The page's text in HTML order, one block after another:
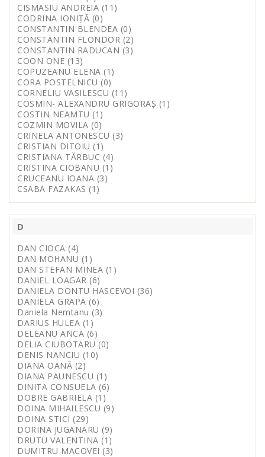
CISMASIU ANDREIA (11)
CODRINA IONIȚĂ (0)
CONSTANTIN BLENDEA (0)
CONSTANTIN FLONDOR (2)
CONSTANTIN RADUCAN (3)
COON ONE (13)
COPUZEANU ELENA (1)
CORA POSTELNICU (0)
CORNELIU VASILESCU (11)
COSMIN- ALEXANDRU GRIGORAȘ (1)
COSTIN NEAMTU (1)
COZMIN MOVILA (0)
CRINELA ANTONESCU (3)
CRISTIAN DITOIU (1)
CRISTIANA TĂRBUC (4)
CRISTINA CIOBANU (1)
CRUCEANU IOANA (3)
CSABA FAZAKAS (1)
D
DAN CIOCA (4)
DAN MOHANU (1)
DAN STEFAN MINEA (1)
DANIEL LOAGAR (6)
DANIELA DONTU HASCEVOI (36)
DANIELA GRAPA (6)
Daniela Nemtanu (3)
DARIUS HULEA (1)
DELEANU ANCA (6)
DELIA CIUBOTARU (0)
DENIS NANCIU (10)
DIANA OANĂ (2)
DIANA PAUNESCU (1)
DINITA CONSUELA (6)
DOBRE GABRIELA (1)
DOINA MIHAILESCU (9)
DOINA STICI (29)
DORINA JUGANARU (9)
DRUTU VALENTINA (1)
DUMITRU MACOVEI (3)